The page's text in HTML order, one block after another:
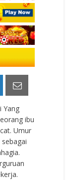
Yang
ibu
Umur